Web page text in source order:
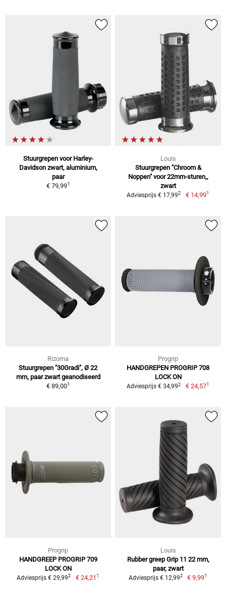
Stuurgrepen voor Harley-
Davidson zwart, aluminium,
paar
€ 79,991
Louis
Stuurgrepen "Chroom &
Noppen" voor 22mm-sturen,,
zwart
Adviesprijs € 17,992 € 14,991
Rizoma
Stuurgrepen "30Gradi", Ø 22
mm, paar zwart geanodiseerd
€ 89,001
Progrip
HANDGREPEN PROGRIP 708
LOCK ON
Adviesprijs € 34,992 € 24,571
Progrip
HANDGREEP PROGRIP 709
LOCK ON
Adviesprijs € 29,992 € 24,211
Louis
Rubber greep Grip 11 22 mm,
paar, zwart
Adviesprijs € 12,992 € 9,991